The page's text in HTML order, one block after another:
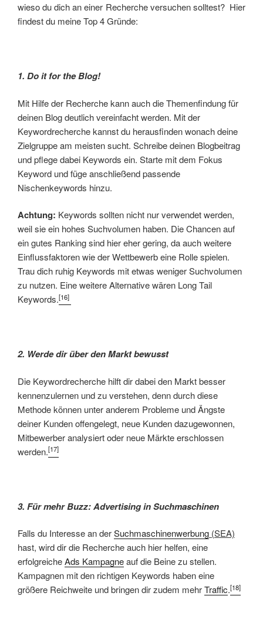
wieso du dich an einer Recherche versuchen solltest? Hier
findest du meine Top 4 Gründe:
1. Do it for the Blog!
Mit Hilfe der Recherche kann auch die Themenfindung für
deinen Blog deutlich vereinfacht werden. Mit der
Keywordrecherche kannst du herausfinden wonach deine
Zielgruppe am meisten sucht. Schreibe deinen Blogbeitrag
und pflege dabei Keywords ein. Starte mit dem Fokus
Keyword und füge anschließend passende
Nischenkeywords hinzu.
Achtung: Keywords sollten nicht nur verwendet werden,
weil sie ein hohes Suchvolumen haben. Die Chancen auf
ein gutes Ranking sind hier eher gering, da auch weitere
Einflussfaktoren wie der Wettbewerb eine Rolle spielen.
Trau dich ruhig Keywords mit etwas weniger Suchvolumen
zu nutzen. Eine weitere Alternative wären Long Tail
Keywords.[16]
2. Werde dir über den Markt bewusst
Die Keywordrecherche hilft dir dabei den Markt besser
kennenzulernen und zu verstehen, denn durch diese
Methode können unter anderem Probleme und Ängste
deiner Kunden offengelegt, neue Kunden dazugewonnen,
Mitbewerber analysiert oder neue Märkte erschlossen
werden.[17]
3. Für mehr Buzz: Advertising in Suchmaschinen
Falls du Interesse an derSuchmaschinenwerbung (SEA)
hast, wird dir die Recherche auch hier helfen, eine
erfolgreicheAds Kampagneauf die Beine zu stellen.
Kampagnen mit den richtigen Keywords haben eine
größere Reichweite und bringen dir zudem mehrTraffic.[18]